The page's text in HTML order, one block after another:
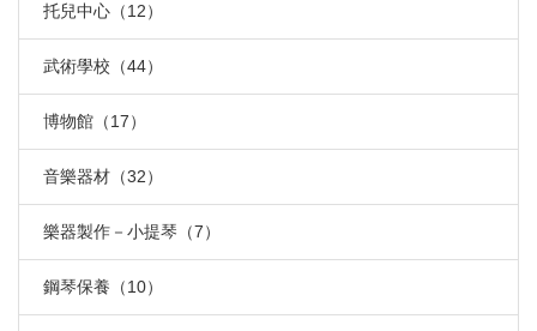
托兒中心（12）
武術學校（44）
博物館（17）
音樂器材（32）
樂器製作－小提琴（7）
鋼琴保養（10）